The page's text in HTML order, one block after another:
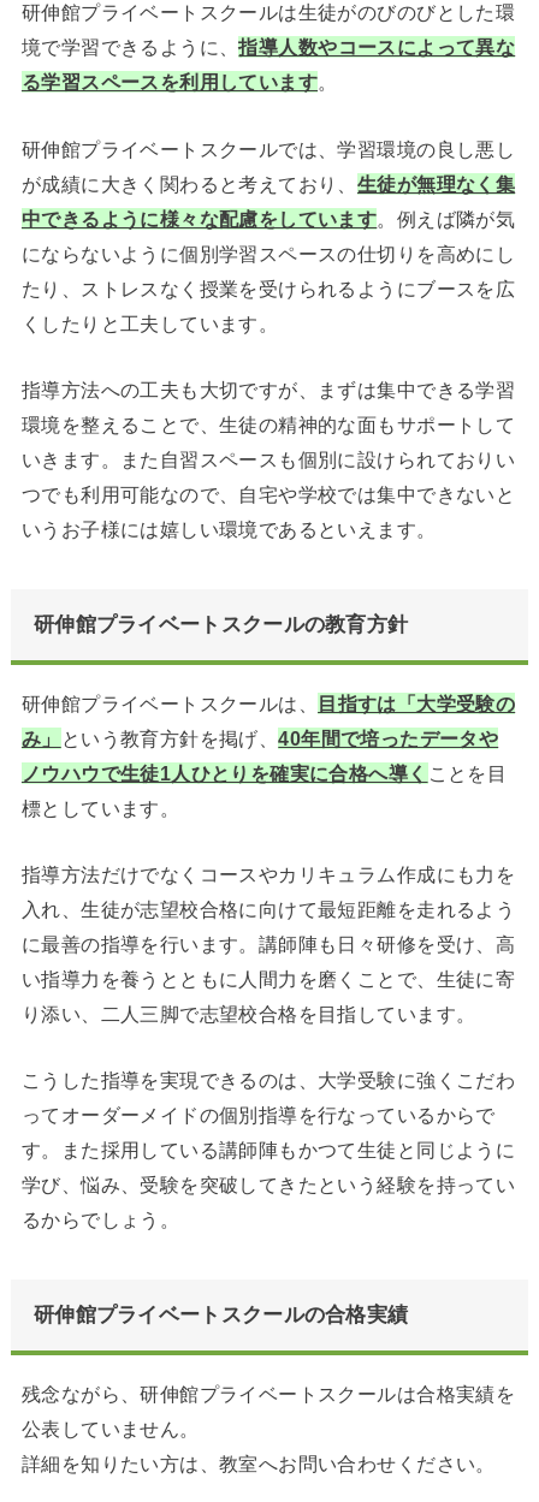
研伸館プライベートスクールは生徒がのびのびとした環
境で学習できるように、指導人数やコースによって異な
る学習スペースを利用しています。
研伸館プライベートスクールでは、学習環境の良し悪し
が成績に大きく関わると考えており、 生徒が無理なく集
中できるように様々な配慮をしています。例えば隣が気
にならないように個別学習スペースの仕切りを高めにし
たり、ストレスなく授業を受けられるようにブースを広
くしたりと工夫しています。
指導方法への工夫も大切ですが、まずは集中できる学習
環境を整えることで、生徒の精神的な面もサポートして
いきます。また自習スペースも個別に設けられておりい
つでも利用可能なので、自宅や学校では集中できないと
いうお子様には嬉しい環境であるといえます。
研伸館プライベートスクールの教育方針
研伸館プライベートスクールは、
目指すは「大学受験の
み」
という教育方針を掲げ、40年間で培ったデータや
ノウハウで生徒1人ひとりを確実に合格へ導く ことを目
標としています。
指導方法だけでなくコースやカリキュラム作成にも力を
入れ、生徒が志望校合格に向けて最短距離を走れるよう
に最善の指導を行います。講師陣も日々研修を受け、高
い指導力を養うとともに人間力を磨くことで、生徒に寄
り添い、二人三脚で志望校合格を目指しています。
こうした指導を実現できるのは、大学受験に強くこだわ
ってオーダーメイドの個別指導を行なっているからで
す。また採用している講師陣もかつて生徒と同じように
学び、悩み、受験を突破してきたという経験を持ってい
るからでしょう。
研伸館プライベートスクールの合格実績
残念ながら、研伸館プライベートスクールは合格実績を
公表していません。
詳細を知りたい方は、教室へお問い合わせください。